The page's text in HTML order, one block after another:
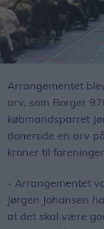
Arrangementet
arv, som Borger
købmandsparret
donerede en arv
kroner til
- Arrangementet
Jørgen Johansen
at det skal være